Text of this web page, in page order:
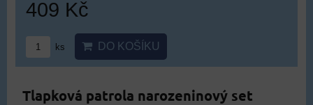
409 Kč
ks DO KOŠÍKU
Tlapková patrola narozeninový set